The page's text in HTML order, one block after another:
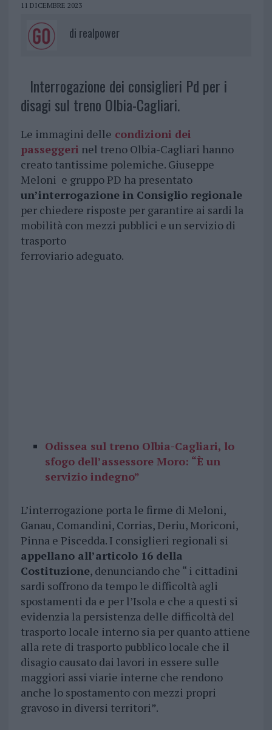
11 DICEMBRE 2023
di realpower
Interrogazione dei consiglieri Pd per i
disagi sul treno Olbia-Cagliari.
Le immagini delle condizioni dei
passeggeri nel treno Olbia-Cagliari hanno
creato tantissime polemiche. Giuseppe
Meloni e gruppo PD ha presentato
un’interrogazione in Consiglio regionale
per chiedere risposte per garantire ai sardi la
mobilità con mezzi pubblici e un servizio di
trasporto
ferroviario adeguato.
Odissea sul treno Olbia-Cagliari, lo
sfogo dell’assessore Moro: “È un
servizio indegno”
L’interrogazione porta le firme di Meloni,
Ganau, Comandini, Corrias, Deriu, Moriconi,
Pinna e Piscedda. I consiglieri regionali si
appellano all’articolo 16 della
Costituzione, denunciando che “ i cittadini
sardi soffrono da tempo le difficoltà agli
spostamenti da e per l’Isola e che a questi si
evidenzia la persistenza delle difficoltà del
trasporto locale interno sia per quanto attiene
alla rete di trasporto pubblico locale che il
disagio causato dai lavori in essere sulle
maggiori assi viarie interne che rendono
anche lo spostamento con mezzi propri
gravoso in diversi territori”.